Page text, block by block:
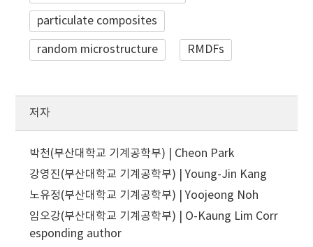
particulate composites
random microstructure RMDFs
저자
박천(부산대학교 기계공학부) | Cheon Park
강영진(부산대학교 기계공학부) | Young-Jin Kang
노유정(부산대학교 기계공학부) | Yoojeong Noh
임오강(부산대학교 기계공학부) | O-Kaung Lim Corr
esponding author